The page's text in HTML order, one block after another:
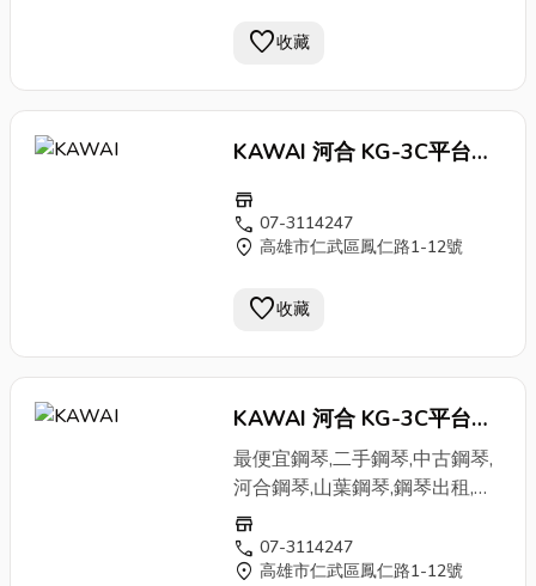
favorite收藏
KAWAI 河合 KG-3C平台式
鋼琴
store
call 07-3114247
location_on 高雄市仁武區鳳仁路1-12號
favorite收藏
KAWAI 河合 KG-3C平台式
鋼琴2
最便宜鋼琴,二手鋼琴,中古鋼琴,
河合鋼琴,山葉鋼琴,鋼琴出租,高
雄鋼琴買賣
store
call 07-3114247
location_on 高雄市仁武區鳳仁路1-12號